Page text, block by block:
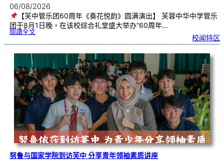
06/08/2026
【芙中管乐团60周年《奏花悦韵》圆满演出】 芙蓉中华中学管乐
团于8月1日晚，在该校综合礼堂盛大举办“60周年…
閱讀全文:芙
乐
6
0
《
奏
花
悦
韵
》
圆
满
演
出
校闻特区
努鲁与国家学院到访芙中 分享青年领袖素质讲座